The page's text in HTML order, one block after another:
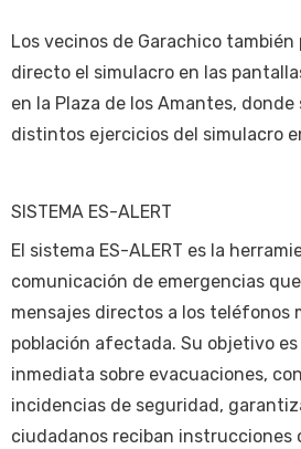
Los vecinos de Garachico
directo el simulacro en las
en la Plaza de los Amantes,
distintos ejercicios del simulacro
SISTEMA ES-ALERT
El sistema ES-ALERT es la
comunicación de emergencias
mensajes directos a los teléfonos
población afectada. Su objetivo
inmediata sobre evacuaciones,
incidencias de seguridad,
ciudadanos reciban instrucciones